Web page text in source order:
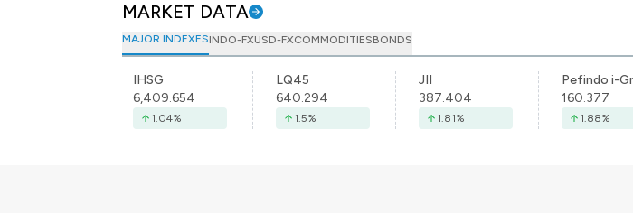
MARKET DATA
MAJOR INDEXESINDO-FXUSD-FXCOMMODITIESBONDS
IHSG
6,409.654
1.04%
LQ45
640.294
1.5%
JII
387.404
1.81%
Pefindo i-
160.377
1.88%